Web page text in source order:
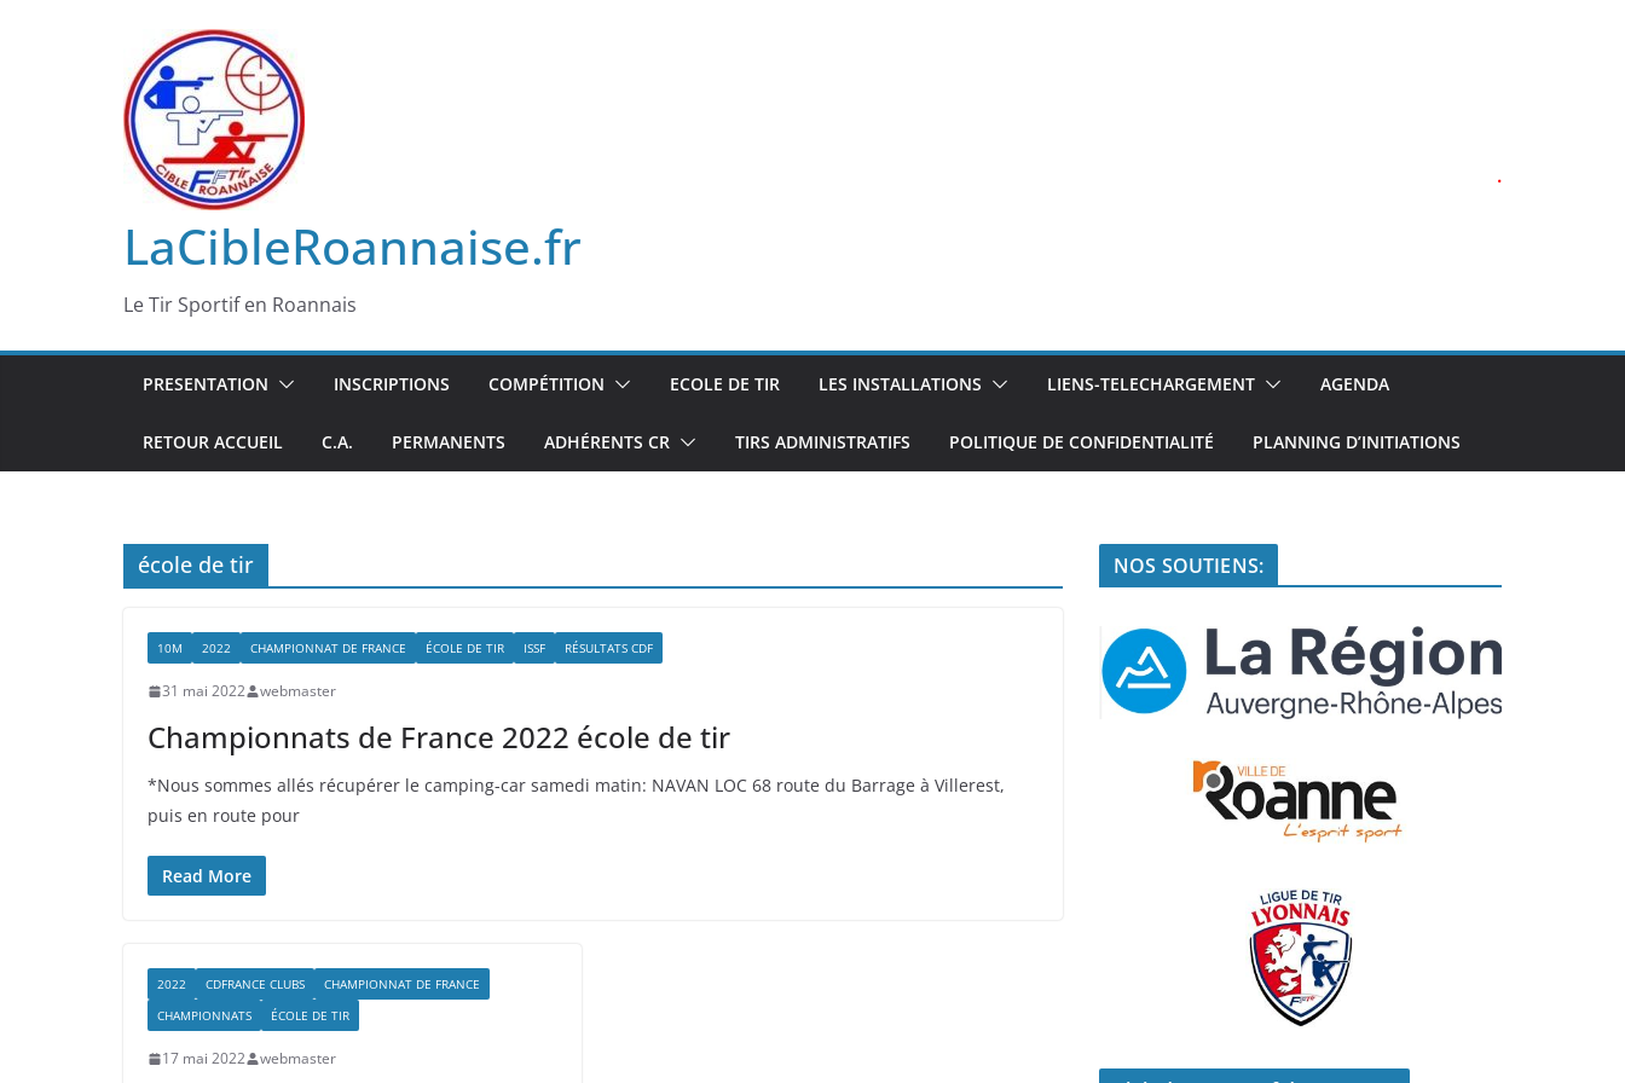
LaCibleRoannaise.fr
Le Tir Sportif en Roannais
.
PRESENTATION INSCRIPTIONS COMPÉTITION ECOLE DE TIR LES INSTALLATIONS LIENS-TELECHARGEMENT AGENDA
RETOUR ACCUEIL C.A. PERMANENTS ADHÉRENTS CR TIRS ADMINISTRATIFS POLITIQUE DE CONFIDENTIALITÉ PLANNING D’INITIATIONS
école de tir
10M 2022 CHAMPIONNAT DE FRANCE ÉCOLE DE TIR ISSF RÉSULTATS CDF
31 mai 2022 webmaster
Championnats de France 2022 école de tir
*Nous sommes allés récupérer le camping-car samedi matin: NAVAN LOC 68 route du Barrage à Villerest,
puis en route pour
Read More
2022 CDFRANCE CLUBS
CHAMPIONNAT DE FRANCE
CHAMPIONNATS
ÉCOLE DE TIR
17 mai 2022 webmaster
NOS SOUTIENS: